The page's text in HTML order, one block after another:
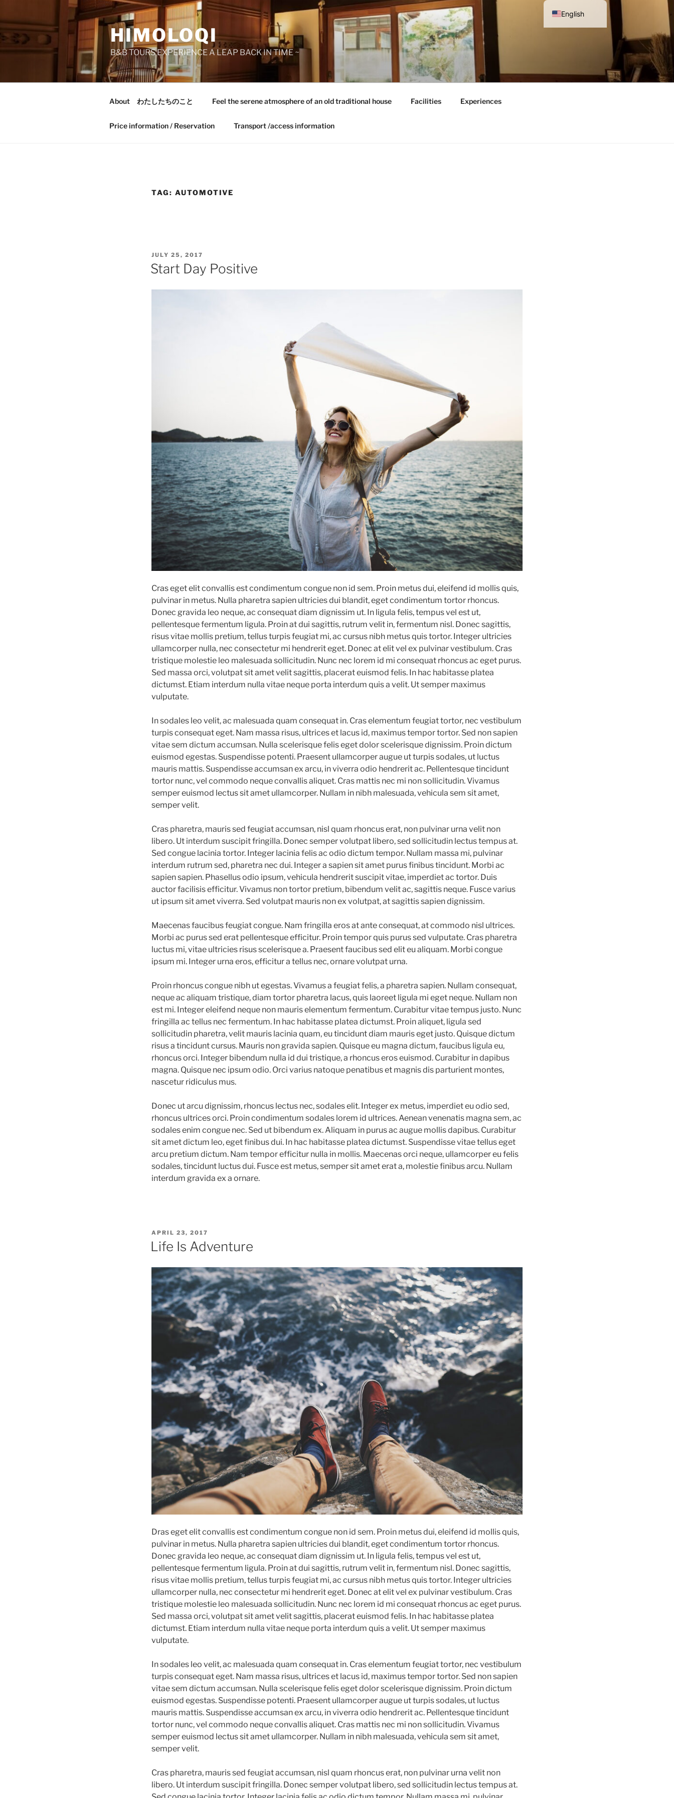
to
content
HIMOLOQI
B&B TOURS EXPERIENCE A LEAP BACK IN TIME ~
About わたしたちのこと Feel the serene atmosphere of an old traditional house Facilities Experiences
Price information / Reservation Transport /access information
TAG: AUTOMOTIVE
POSTED
ON
JULY 25, 2017
Start Day Positive
Cras eget elit convallis est condimentum congue non id sem. Proin metus dui, eleifend id mollis quis,
pulvinar in metus. Nulla pharetra sapien ultricies dui blandit, eget condimentum tortor rhoncus.
Donec gravida leo neque, ac consequat diam dignissim ut. In ligula felis, tempus vel est ut,
pellentesque fermentum ligula. Proin at dui sagittis, rutrum velit in, fermentum nisl. Donec sagittis,
risus vitae mollis pretium, tellus turpis feugiat mi, ac cursus nibh metus quis tortor. Integer ultricies
ullamcorper nulla, nec consectetur mi hendrerit eget. Donec at elit vel ex pulvinar vestibulum. Cras
tristique molestie leo malesuada sollicitudin. Nunc nec lorem id mi consequat rhoncus ac eget purus.
Sed massa orci, volutpat sit amet velit sagittis, placerat euismod felis. In hac habitasse platea
dictumst. Etiam interdum nulla vitae neque porta interdum quis a velit. Ut semper maximus
vulputate.
In sodales leo velit, ac malesuada quam consequat in. Cras elementum feugiat tortor, nec vestibulum
turpis consequat eget. Nam massa risus, ultrices et lacus id, maximus tempor tortor. Sed non sapien
vitae sem dictum accumsan. Nulla scelerisque felis eget dolor scelerisque dignissim. Proin dictum
euismod egestas. Suspendisse potenti. Praesent ullamcorper augue ut turpis sodales, ut luctus
mauris mattis. Suspendisse accumsan ex arcu, in viverra odio hendrerit ac. Pellentesque tincidunt
tortor nunc, vel commodo neque convallis aliquet. Cras mattis nec mi non sollicitudin. Vivamus
semper euismod lectus sit amet ullamcorper. Nullam in nibh malesuada, vehicula sem sit amet,
semper velit.
Cras pharetra, mauris sed feugiat accumsan, nisl quam rhoncus erat, non pulvinar urna velit non
libero. Ut interdum suscipit fringilla. Donec semper volutpat libero, sed sollicitudin lectus tempus at.
Sed congue lacinia tortor. Integer lacinia felis ac odio dictum tempor. Nullam massa mi, pulvinar
interdum rutrum sed, pharetra nec dui. Integer a sapien sit amet purus finibus tincidunt. Morbi ac
sapien sapien. Phasellus odio ipsum, vehicula hendrerit suscipit vitae, imperdiet ac tortor. Duis
auctor facilisis efficitur. Vivamus non tortor pretium, bibendum velit ac, sagittis neque. Fusce varius
ut ipsum sit amet viverra. Sed volutpat mauris non ex volutpat, at sagittis sapien dignissim.
Maecenas faucibus feugiat congue. Nam fringilla eros at ante consequat, at commodo nisl ultrices.
Morbi ac purus sed erat pellentesque efficitur. Proin tempor quis purus sed vulputate. Cras pharetra
luctus mi, vitae ultricies risus scelerisque a. Praesent faucibus sed elit eu aliquam. Morbi congue
ipsum mi. Integer urna eros, efficitur a tellus nec, ornare volutpat urna.
Proin rhoncus congue nibh ut egestas. Vivamus a feugiat felis, a pharetra sapien. Nullam consequat,
neque ac aliquam tristique, diam tortor pharetra lacus, quis laoreet ligula mi eget neque. Nullam non
est mi. Integer eleifend neque non mauris elementum fermentum. Curabitur vitae tempus justo. Nunc
fringilla ac tellus nec fermentum. In hac habitasse platea dictumst. Proin aliquet, ligula sed
sollicitudin pharetra, velit mauris lacinia quam, eu tincidunt diam mauris eget justo. Quisque dictum
risus a tincidunt cursus. Mauris non gravida sapien. Quisque eu magna dictum, faucibus ligula eu,
rhoncus orci. Integer bibendum nulla id dui tristique, a rhoncus eros euismod. Curabitur in dapibus
magna. Quisque nec ipsum odio. Orci varius natoque penatibus et magnis dis parturient montes,
nascetur ridiculus mus.
Donec ut arcu dignissim, rhoncus lectus nec, sodales elit. Integer ex metus, imperdiet eu odio sed,
rhoncus ultrices orci. Proin condimentum sodales lorem id ultrices. Aenean venenatis magna sem, ac
sodales enim congue nec. Sed ut bibendum ex. Aliquam in purus ac augue mollis dapibus. Curabitur
sit amet dictum leo, eget finibus dui. In hac habitasse platea dictumst. Suspendisse vitae tellus eget
arcu pretium dictum. Nam tempor efficitur nulla in mollis. Maecenas orci neque, ullamcorper eu felis
sodales, tincidunt luctus dui. Fusce est metus, semper sit amet erat a, molestie finibus arcu. Nullam
interdum gravida ex a ornare.
POSTED
ON
APRIL 23, 2017
Life Is Adventure
Dras eget elit convallis est condimentum congue non id sem. Proin metus dui, eleifend id mollis quis,
pulvinar in metus. Nulla pharetra sapien ultricies dui blandit, eget condimentum tortor rhoncus.
Donec gravida leo neque, ac consequat diam dignissim ut. In ligula felis, tempus vel est ut,
pellentesque fermentum ligula. Proin at dui sagittis, rutrum velit in, fermentum nisl. Donec sagittis,
risus vitae mollis pretium, tellus turpis feugiat mi, ac cursus nibh metus quis tortor. Integer ultricies
ullamcorper nulla, nec consectetur mi hendrerit eget. Donec at elit vel ex pulvinar vestibulum. Cras
tristique molestie leo malesuada sollicitudin. Nunc nec lorem id mi consequat rhoncus ac eget purus.
Sed massa orci, volutpat sit amet velit sagittis, placerat euismod felis. In hac habitasse platea
dictumst. Etiam interdum nulla vitae neque porta interdum quis a velit. Ut semper maximus
vulputate.
In sodales leo velit, ac malesuada quam consequat in. Cras elementum feugiat tortor, nec vestibulum
turpis consequat eget. Nam massa risus, ultrices et lacus id, maximus tempor tortor. Sed non sapien
vitae sem dictum accumsan. Nulla scelerisque felis eget dolor scelerisque dignissim. Proin dictum
euismod egestas. Suspendisse potenti. Praesent ullamcorper augue ut turpis sodales, ut luctus
mauris mattis. Suspendisse accumsan ex arcu, in viverra odio hendrerit ac. Pellentesque tincidunt
tortor nunc, vel commodo neque convallis aliquet. Cras mattis nec mi non sollicitudin. Vivamus
semper euismod lectus sit amet ullamcorper. Nullam in nibh malesuada, vehicula sem sit amet,
semper velit.
Cras pharetra, mauris sed feugiat accumsan, nisl quam rhoncus erat, non pulvinar urna velit non
libero. Ut interdum suscipit fringilla. Donec semper volutpat libero, sed sollicitudin lectus tempus at.
English
Japanese